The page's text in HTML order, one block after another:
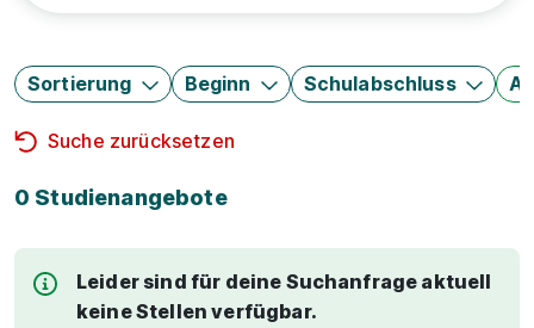
Sortierung Beginn Schulabschluss
Suche zurücksetzen
0 Studienangebote
Leider sind für deine Suchanfrage aktuell
keine Stellen verfügbar.